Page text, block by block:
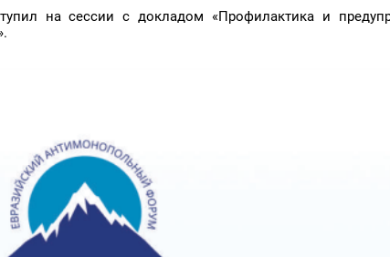
на сессии с докладом «Профилактика и